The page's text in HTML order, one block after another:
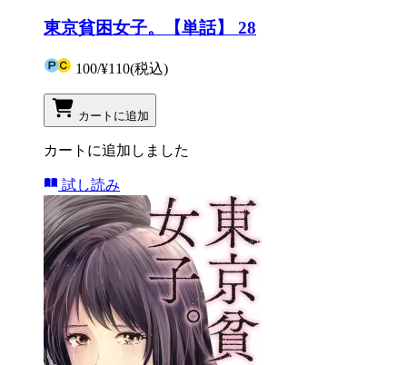
東京貧困女子。【単話】 28
100/¥110(税込)
カートに追加
カートに追加しました
試し読み